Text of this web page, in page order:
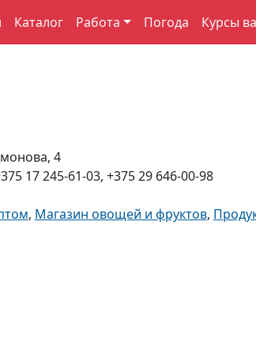
Каталог Работа Погода Курсы
4
17 245-61-03, +375 29 646-00-98
, Магазин овощей и фруктов,